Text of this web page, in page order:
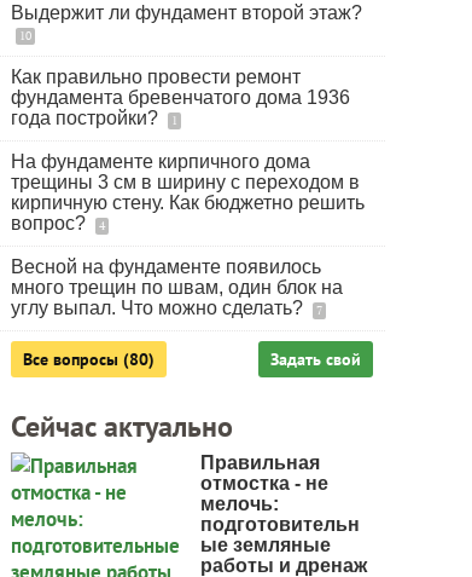
Выдержит ли фундамент второй этаж?
10
Как правильно провести ремонт
фундамента бревенчатого дома 1936
года постройки?
1
На фундаменте кирпичного дома
трещины 3 см в ширину с переходом в
кирпичную стену. Как бюджетно решить
вопрос?
4
Весной на фундаменте появилось
много трещин по швам, один блок на
углу выпал. Что можно сделать?
7
Все вопросы (80) Задать свой
Сейчас актуально
Правильная
отмостка - не
мелочь:
подготовительн
ые земляные
работы и дренаж